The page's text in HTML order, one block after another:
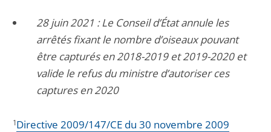
28 juin 2021 : Le Conseil d’État annule les
arrêtés fixant le nombre d’oiseaux pouvant
être capturés en 2018-2019 et 2019-2020 et
valide le refus du ministre d’autoriser ces
captures en 2020
1Directive 2009/147/CE du 30 novembre 2009